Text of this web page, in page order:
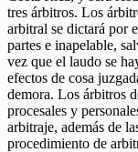
tres árbitros. Los
arbitral se dictará por
partes e inapelable,
vez que el laudo se
efectos de cosa
demora. Los árbitros
procesales y
arbitraje, además de
procedimiento de